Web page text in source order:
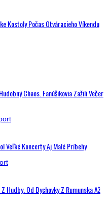
Kostoly Počas Otváracieho Víkendu
Chaos. Fanúšikovia Zažili Večer
Veľké Koncerty Aj Malé Príbehy
Od Dychovky Z Rumunska Až